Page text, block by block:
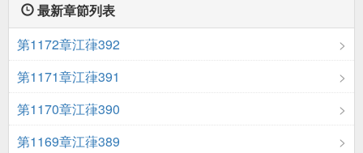
最新章節列表
第1172章江葎392
第1171章江葎391
第1170章江葎390
第1169章江葎389